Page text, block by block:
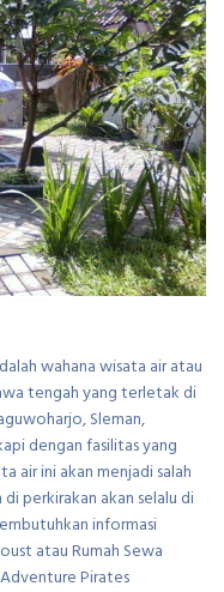
wahana wisata air atau
tengah yang terletak di
Sleman,
dengan fasilitas yang
air ini akan menjadi salah
perkirakan akan selalu di
informasi
atau Rumah Sewa
Pirates